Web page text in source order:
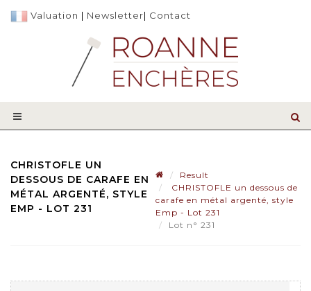
Valuation | Newsletter| Contact
CHRISTOFLE UN
DESSOUS DE CARAFE EN
MÉTAL ARGENTÉ, STYLE
EMP - LOT 231
Result
CHRISTOFLE un dessous de
carafe en métal argenté, style
Emp - Lot 231
Lot n° 231